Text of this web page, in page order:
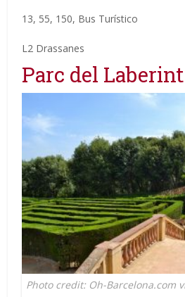
13, 55, 150, Bus Turístico
L2 Drassanes
Parc del
Photo credit: Oh-Barcelona.com